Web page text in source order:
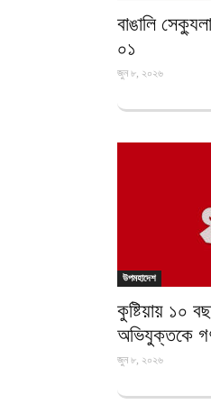
বাঙালি
০১
জুন ৮, ২০২৬
উপমহাদেশ
কুষ্টিয়ায় ১০
অভিযুক্তকে
জুন ৮, ২০২৬